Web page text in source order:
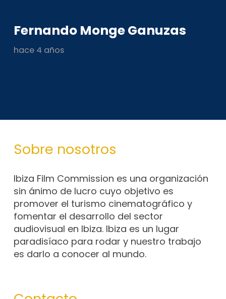
Fernando Monge Ganuzas
hace 4 años
Sobre nosotros
Ibiza Film Commission es una organización
sin ánimo de lucro cuyo objetivo es
promover el turismo cinematográfico y
fomentar el desarrollo del sector
audiovisual en Ibiza. Ibiza es un lugar
paradisíaco para rodar y nuestro trabajo
es darlo a conocer al mundo.